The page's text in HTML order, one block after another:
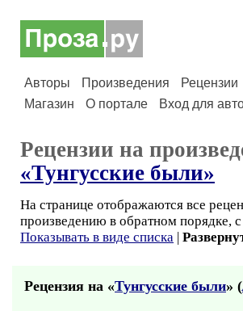
Авторы Произведения Рецензии
Магазин
О портале Вход для
Рецензии на
«Тунгусские были»
На странице отображаются все
произведению в обратном порядке,
Показывать в виде списка |
Рецензия на «Тунгусские были» (